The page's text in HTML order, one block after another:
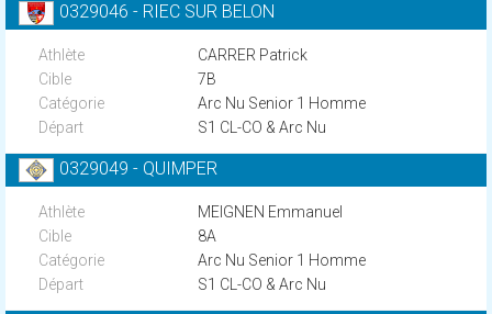
0329046 - RIEC SUR BELON
CARRER Patrick
7B
Arc Nu Senior 1 Homme
S1 CL-CO & Arc Nu
0329049 - QUIMPER
MEIGNEN Emmanuel
8A
Arc Nu Senior 1 Homme
S1 CL-CO & Arc Nu